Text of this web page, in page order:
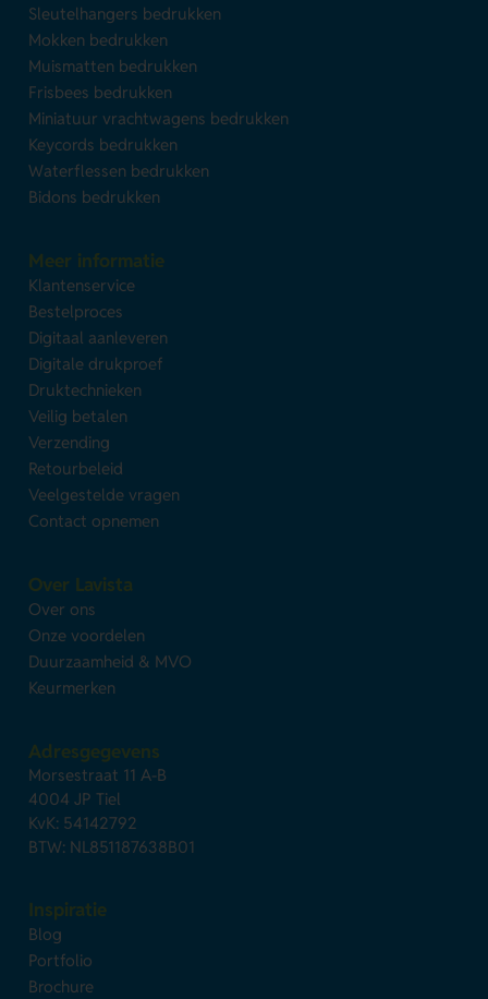
Sleutelhangers bedrukken
Mokken bedrukken
Muismatten bedrukken
Frisbees bedrukken
Miniatuur vrachtwagens bedrukken
Keycords bedrukken
Waterflessen bedrukken
Bidons bedrukken
Meer informatie
Klantenservice
Bestelproces
Digitaal aanleveren
Digitale drukproef
Druktechnieken
Veilig betalen
Verzending
Retourbeleid
Veelgestelde vragen
Contact opnemen
Over Lavista
Over ons
Onze voordelen
Duurzaamheid & MVO
Keurmerken
Adresgegevens
Morsestraat 11 A-B
4004 JP Tiel
KvK: 54142792
BTW: NL851187638B01
Inspiratie
Blog
Portfolio
Brochure